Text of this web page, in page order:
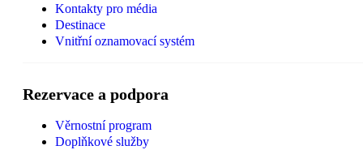
Kontakty pro média
Destinace
Vnitřní oznamovací systém
Rezervace a podpora
Věrnostní program
Doplňkové služby